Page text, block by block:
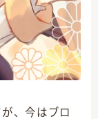
イター志
、今はブロ